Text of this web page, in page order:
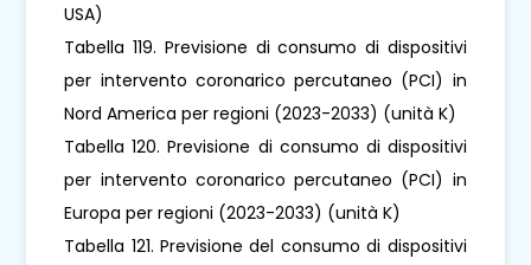
USA)
Tabella 119. Previsione di consumo di dispositivi
per intervento coronarico percutaneo (PCI) in
Nord America per regioni (2023-2033) (unità K)
Tabella 120. Previsione di consumo di dispositivi
per intervento coronarico percutaneo (PCI) in
Europa per regioni (2023-2033) (unità K)
Tabella 121. Previsione del consumo di dispositivi